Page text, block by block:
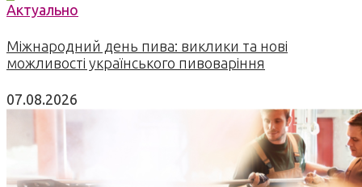
Актуально
Міжнародний день пива: виклики та нові
можливості українського пивоваріння
07.08.2026